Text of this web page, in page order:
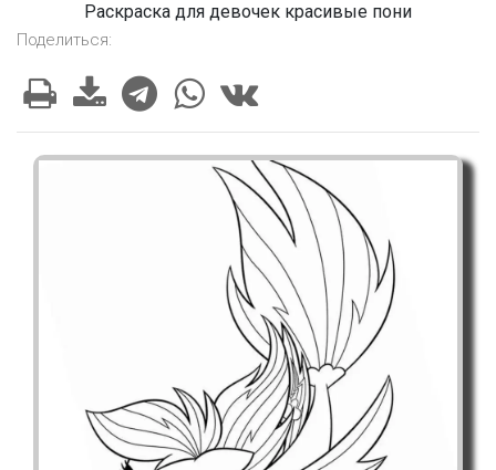
Раскраска для девочек красивые пони
Поделиться: